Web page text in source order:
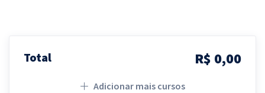
Total R$ 0,00
Adicionar mais cursos